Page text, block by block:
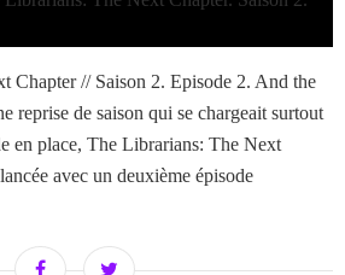
Chapter // Saison 2. Episode 2. And the
reprise de saison qui se chargeait surtout
en place, The Librarians: The Next
avec un deuxième épisode